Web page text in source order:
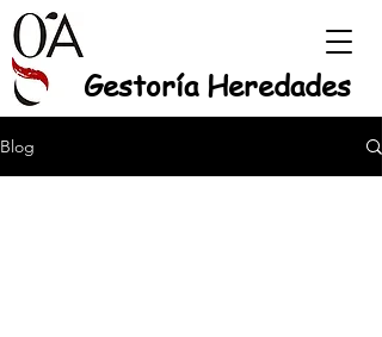
Gestoría Heredades
Blog